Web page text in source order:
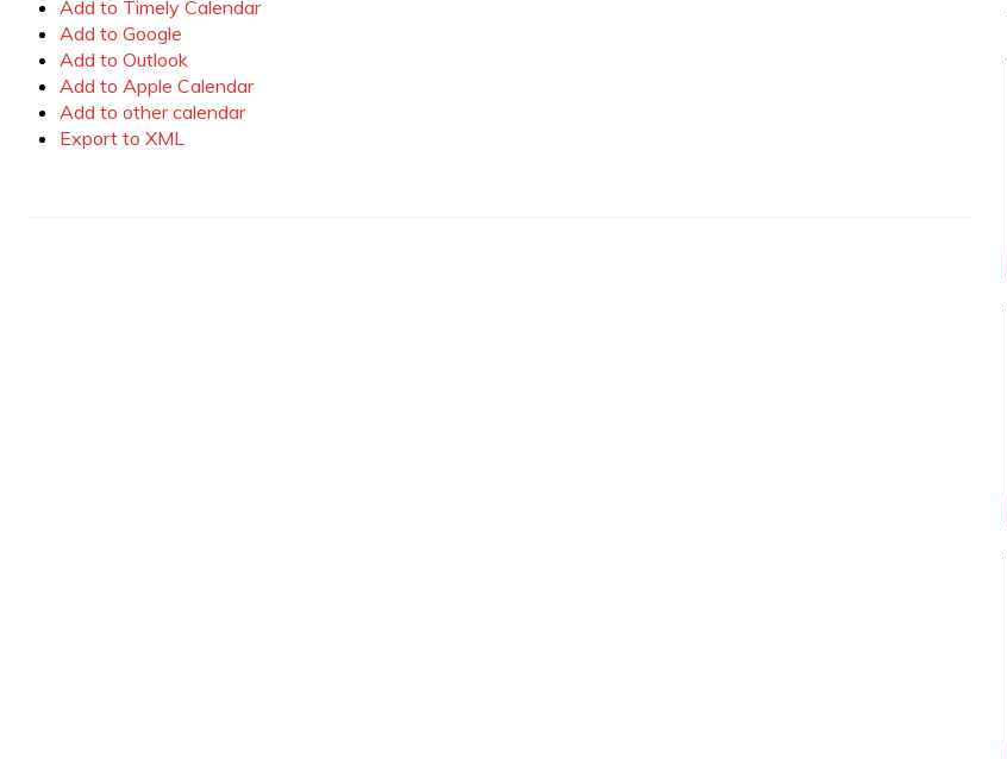
Add to Timely Calendar
Add to Google
Add to Outlook
Add to Apple Calendar
Add to other calendar
Export to XML